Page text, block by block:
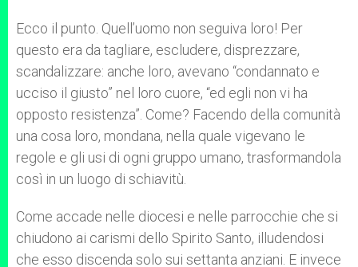
Ecco il punto. Quell’uomo non seguiva loro! Per
questo era da tagliare, escludere, disprezzare,
scandalizzare: anche loro, avevano “condannato e
ucciso il giusto” nel loro cuore, “ed egli non vi ha
opposto resistenza”. Come? Facendo della comunità
una cosa loro, mondana, nella quale vigevano le
regole e gli usi di ogni gruppo umano, trasformandola
così in un luogo di schiavitù.
Come accade nelle diocesi e nelle parrocchie che si
chiudono ai carismi dello Spirito Santo, illudendosi
che esso discenda solo sui settanta anziani. E invece